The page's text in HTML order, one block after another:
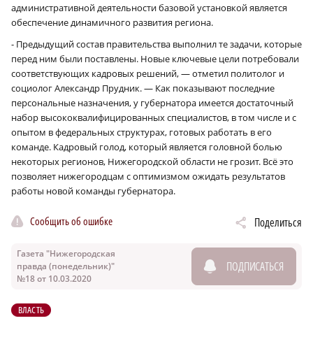
административной деятельности базовой установкой является
обеспечение динамичного развития региона.
- Предыдущий состав правительства выполнил те задачи, которые
перед ним были поставлены. Новые ключевые цели потребовали
соответствующих кадровых решений, — отметил политолог и
социолог Александр Прудник. — Как показывают последние
персональные назначения, у губернатора имеется достаточный
набор высококвалифицированных специалистов, в том числе и с
опытом в федеральных структурах, готовых работать в его
команде. Кадровый голод, который является головной болью
некоторых регионов, Нижегородской области не грозит. Всё это
позволяет нижегородцам с оптимизмом ожидать результатов
работы новой команды губернатора.
Сообщить об ошибке Поделиться
Газета "Нижегородская
правда (понедельник)"
№18 от 10.03.2020
ПОДПИСАТЬСЯ
ВЛАСТЬ